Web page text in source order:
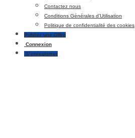
Contactez nous
Conditions Générales d’Utilisation
Politique de confidentialité des cookies
Publier une Offre
Connexion
S’enregistrer